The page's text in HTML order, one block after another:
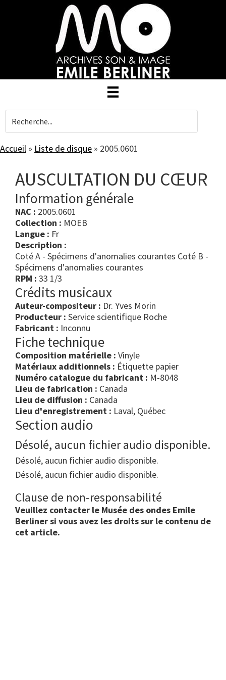
Accueil » Liste de disque » 2005.0601
AUSCULTATION DU CŒUR
Information générale
NAC : 2005.0601
Collection : MOEB
Langue : Fr
Description :
Coté A - Spécimens d'anomalies courantes Coté B -
Spécimens d'anomalies courantes
RPM : 33 1/3
Crédits musicaux
Auteur-compositeur : Dr. Yves Morin
Producteur : Service scientifique Roche
Fabricant : Inconnu
Fiche technique
Composition matérielle : Vinyle
Matériaux additionnels : Étiquette papier
Numéro catalogue du fabricant : M-8048
Lieu de fabrication : Canada
Lieu de diffusion : Canada
Lieu d'enregistrement : Laval, Québec
Section audio
Désolé, aucun fichier audio disponible.
Désolé, aucun fichier audio disponible.
Désolé, aucun fichier audio disponible.
Clause de non-responsabilité
Veuillez contacter le Musée des ondes Emile
Berliner si vous avez les droits sur le contenu de
cet article.